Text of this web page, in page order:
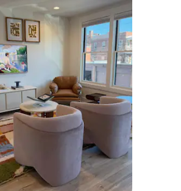
5.0 de 5; 41 evaluaciones